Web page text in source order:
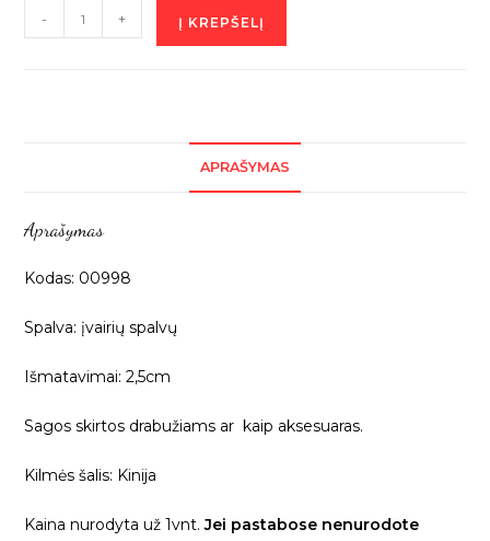
produkto
kiekis:
1vnt
- + Į KREPŠELĮ
APRAŠYMAS
Aprašymas
Kodas: 00998
Spalva: įvairių spalvų
Išmatavimai: 2,5cm
Sagos skirtos drabužiams ar kaip aksesuaras.
Kilmės šalis: Kinija
Kaina nurodyta už 1vnt.Jei pastabose nenurodote